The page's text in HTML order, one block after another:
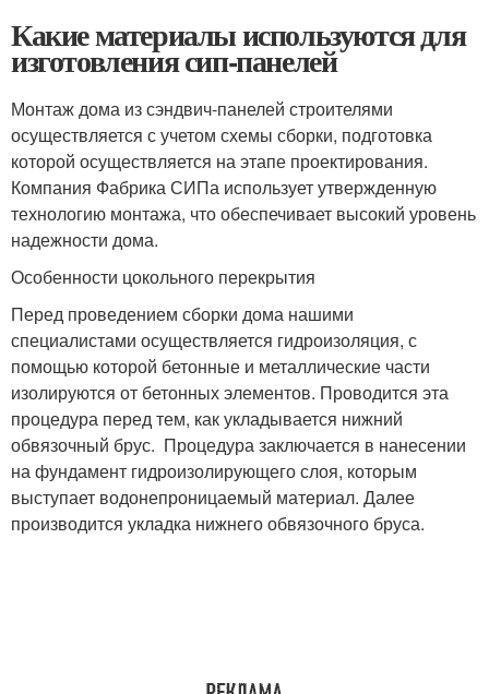
Какие материалы используются для
изготовления сип-панелей
Монтаж дома из сэндвич-панелей строителями
осуществляется с учетом схемы сборки, подготовка
которой осуществляется на этапе проектирования.
Компания Фабрика СИПа использует утвержденную
технологию монтажа, что обеспечивает высокий уровень
надежности дома.
Особенности цокольного перекрытия
Перед проведением сборки дома нашими
специалистами осуществляется гидроизоляция, с
помощью которой бетонные и металлические части
изолируются от бетонных элементов. Проводится эта
процедура перед тем, как укладывается нижний
обвязочный брус. Процедура заключается в нанесении
на фундамент гидроизолирующего слоя, которым
выступает водонепроницаемый материал. Далее
производится укладка нижнего обвязочного бруса.